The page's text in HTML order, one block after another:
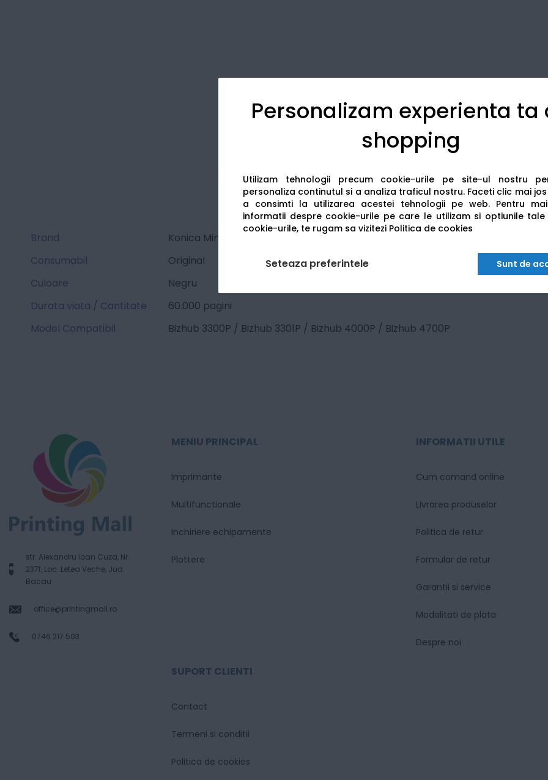
Personalizam experienta ta
shopping
Utilizam tehnologii precum cookie-urile pe site-ul nostru
personaliza continutul si a analiza traficul nostru. Faceti clic mai
a consimti la utilizarea acestei tehnologii pe web. Pentru
informatii despre cookie-urile pe care le utilizam si optiunile tale
cookie-urile, te rugam sa vizitezi Politica de cookies
Seteaza preferintele Sunt de
Brand
Konica Minolta
Consumabil
Original
Culoare
Negru
Durata viata / Cantitate
60.000 pagini
Model Compatibil
Bizhub 3300P / Bizhub 3301P / Bizhub 4000P / Bizhub 4700P
str. Alexandru Ioan Cuza, Nr.
237f, Loc. Letea Veche, Jud.
Bacau
office@printingmall.ro
0746.217.503
MENIU PRINCIPAL
Imprimante
Multifunctionale
Inchiriere echipamente
Plottere
INFORMATII UTILE
Cum comand online
Livrarea produselor
Politica de retur
Formular de retur
Garantii si service
Modalitati de plata
Despre noi
SUPORT CLIENTI
Contact
Termeni si conditii
Politica de cookies